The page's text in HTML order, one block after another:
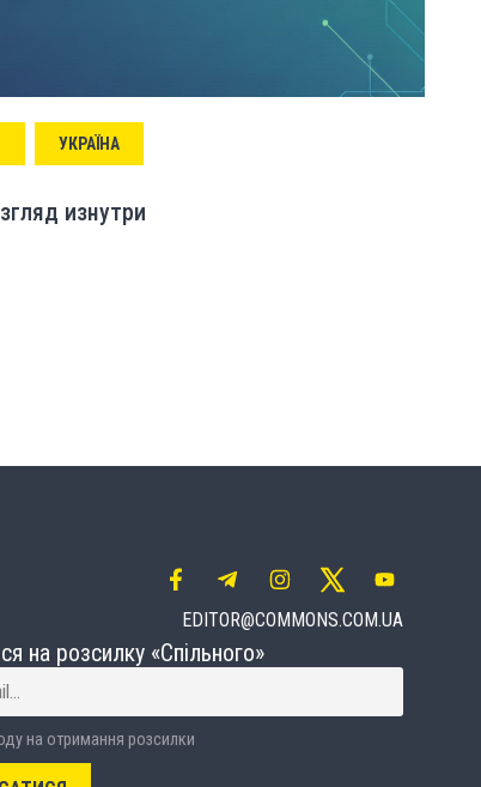
УКРАЇНА
изнутри
EDITOR@COMMONS.COM.UA
на розсилку «Спільного»
на отримання розсилки